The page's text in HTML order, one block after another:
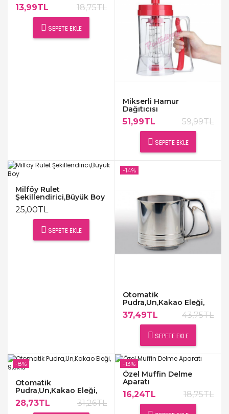
13,99TL 18,75TL
SEPETE EKLE
Mikserli Hamur
Dağıtıcısı
51,99TL 59,99TL
SEPETE EKLE
Milföy Rulet
Şekillendirici,Büyük Boy
25,00TL
SEPETE EKLE
Otomatik
Pudra,Un,Kakao Eleği,
13x12
37,49TL 43,75TL
SEPETE EKLE
-14%
Otomatik
Pudra,Un,Kakao Eleği,
9,5x13
28,73TL 31,26TL
-8%
Özel Muffin Delme
Aparatı
16,24TL 18,75TL
-13%